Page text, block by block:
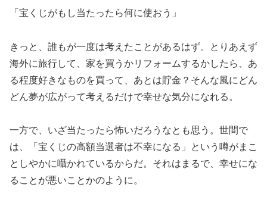
「宝くじがもし当たったら何に使おう」
きっと、誰もが一度は考えたことがあるはず。とりあえず
海外に旅行して、家を買うかリフォームするかしたら、あ
る程度好きなものを買って、あとは貯金？そんな風にどん
どん夢が広がって考えるだけで幸せな気分になれる。
一方で、いざ当たったら怖いだろうなとも思う。世間で
は、「宝くじの高額当選者は不幸になる」という噂がまこ
としやかに囁かれているからだ。それはまるで、幸せにな
ることが悪いことかのように。